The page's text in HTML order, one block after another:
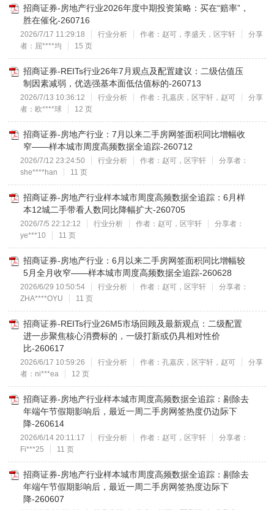
招商证券-房地产行业2026年度中期投资策略：买在“赔率”，
胜在催化-260716
2026/7/17 11:29:18 行业分析 作者：赵可，李盛天，区宇轩
分享
者：屈****均
15 页
招商证券-REITs行业26年7月观点及配置建议：二级估值压
制因素减弱，优选强基本面低估值标的-260713
2026/7/13 10:36:12 行业分析 作者：孔嘉庆，区宇轩，赵可
分享
者：欧****球
12 页
招商证券-房地产行业：7月以来二手房网签面积同比增幅收
窄——样本城市周度高频数据全追踪-260712
2026/7/12 23:24:50 行业分析 作者：赵可，区宇轩
分享者：
she****han
11 页
招商证券-房地产行业样本城市周度高频数据全追踪：6月样
本12城二手带看人数同比降幅扩大-260705
2026/7/5 22:12:12 行业分析 作者：赵可，区宇轩
分享者：
ye***10
11 页
招商证券-房地产行业：6月以来二手房网签面积同比增幅较
5月全月收窄——样本城市周度高频数据全追踪-260628
2026/6/29 10:50:54 行业分析 作者：赵可，区宇轩
分享者：
ZHA****OYU
11 页
招商证券-REITs行业26M5市场回顾及最新观点：二级配置
进一步聚焦核心消费标的，一级打新或仍具相对性价
比-260617
2026/6/17 10:59:26 行业分析 作者：孔嘉庆，区宇轩，赵可
分享
者：ni***ea
12 页
招商证券-房地产行业样本城市周度高频数据全追踪：剔除去
年端午节假期影响后，最近一周二手房网签热度仍边际下
降-260614
2026/6/14 20:11:17 行业分析 作者：赵可，区宇轩
分享者：
Fi***25
11 页
招商证券-房地产行业样本城市周度高频数据全追踪：剔除去
年端午节假期影响后，最近一周二手房网签热度边际下
降-260607